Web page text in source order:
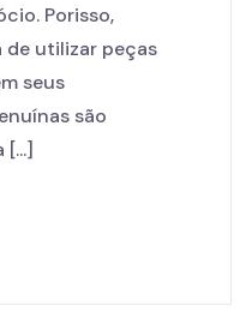
Porisso,
de utilizar peças
seus
são